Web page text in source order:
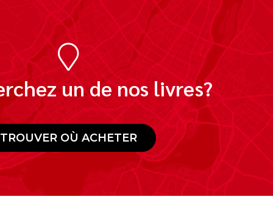
un de nos livres?
TROUVER OÙ ACHETER